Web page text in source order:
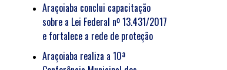
Araçoiaba conclui capacitação
sobre a Lei Federal nº 13.431/2017
e fortalece a rede de proteção
Araçoiaba realiza a 10ª